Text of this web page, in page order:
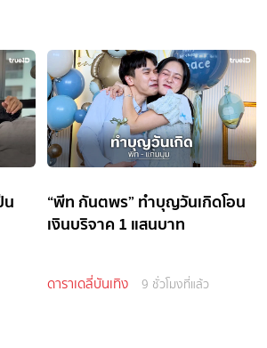
น
“พีท กันตพร” ทำบุญวันเกิดโอน
เงินบริจาค 1 แสนบาท
ดาราเดลี่บันเทิง 9 ชั่วโมงที่แล้ว